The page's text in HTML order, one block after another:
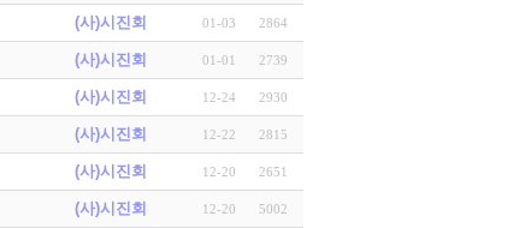
(사)시진회 01-03 2864
(사)시진회 01-01 2739
(사)시진회 12-24 2930
(사)시진회 12-22 2815
(사)시진회 12-20 2651
(사)시진회 12-20 5002